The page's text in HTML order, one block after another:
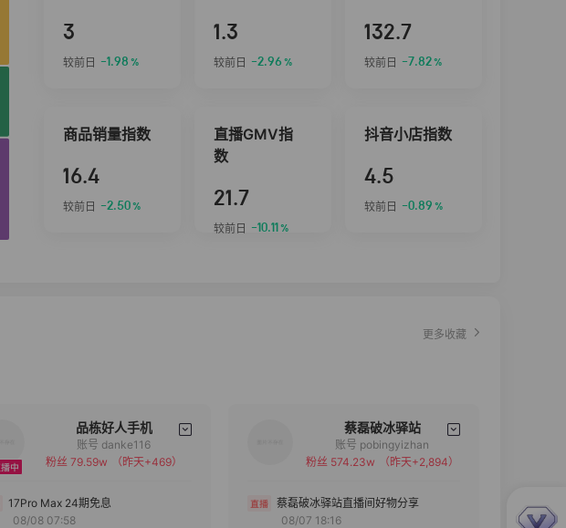
3
较前日 -1.98 %
1.3
较前日 -2.96 %
132.7
较前日 -7.82%
商品销量指数
16.4
较前日 -2.50%
直播GMV指
数
21.7
较前日 -10.11 %
抖音小店指数
4.5
较前日 -0.89 %
更多收藏
品栋好人手机
备注
分组
账号 danke116
粉丝 79.59w
（昨天+469）
17Pro Max 24期免息
08/08 07:58
蔡磊破冰驿站
备注
分组
账号 pobingyizhan
粉丝 574.23w
（昨天+2,894）
蔡磊破冰驿站直播间好物分享
08/07 18:16